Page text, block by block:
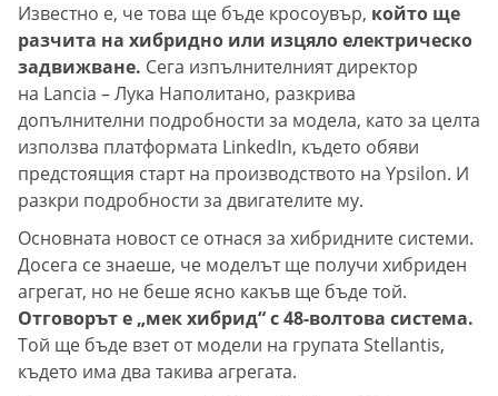
Известно е, че това ще бъде кросоувър, който ще
разчита на хибридно или изцяло електрическо
задвижване. Сега изпълнителният директор
на Lancia – Лука Наполитано, разкрива
допълнителни подробности за модела, като за целта
използва платформата LinkedIn, където обяви
предстоящия старт на производството на Ypsilon. И
разкри подробности за двигателите му.
Основната новост се отнася за хибридните системи.
Досега се знаеше, че моделът ще получи хибриден
агрегат, но не беше ясно какъв ще бъде той.
Отговорът е „мек хибрид“ с 48-волтова система.
Той ще бъде взет от модели на групата Stellantis,
където има два такива агрегата.